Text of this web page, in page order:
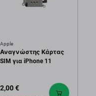
Apple
Αναγνώστης Κάρτας
SIM για iPhone 11
2,00 €